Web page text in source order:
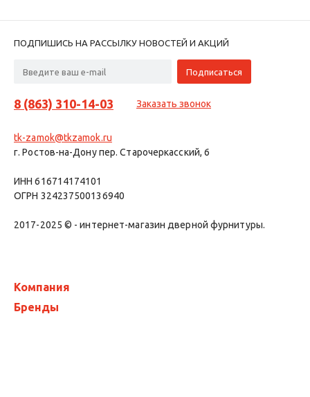
ПОДПИШИСЬ НА РАССЫЛКУ НОВОСТЕЙ И АКЦИЙ
8 (863) 310-14-03 Заказать звонок
tk-zamok@tkzamok.ru
г. Ростов-на-Дону пер. Старочеркасский, 6
ИНН 616714174101
ОГРН 324237500136940
2017-2025 © - интернет-магазин дверной фурнитуры.
Компания
Бренды